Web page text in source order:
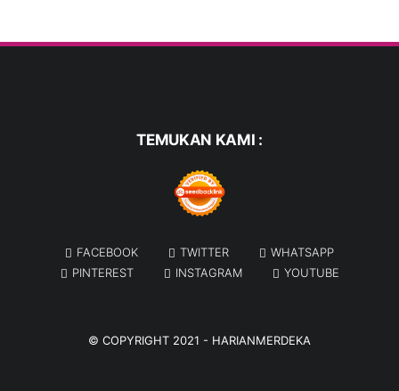
TEMUKAN KAMI :
FACEBOOK TWITTER
WHATSAPP
PINTEREST
INSTAGRAM YOUTUBE
© COPYRIGHT 2021 - HARIANMERDEKA